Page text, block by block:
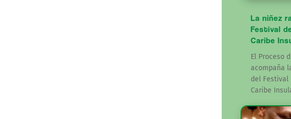
La niñez
Festival
Caribe
El Proceso
acompaña
del Festival
Caribe